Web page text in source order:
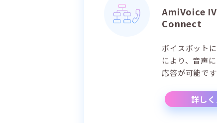
AmiVoice
Connect
ボイスボット
により、音声
応答が可能です
詳し